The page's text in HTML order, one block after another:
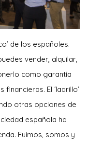
de los españoles.
vender, alquilar,
como garantía
El ‘ladrillo’
otras opciones de
española ha
Fuimos, somos y